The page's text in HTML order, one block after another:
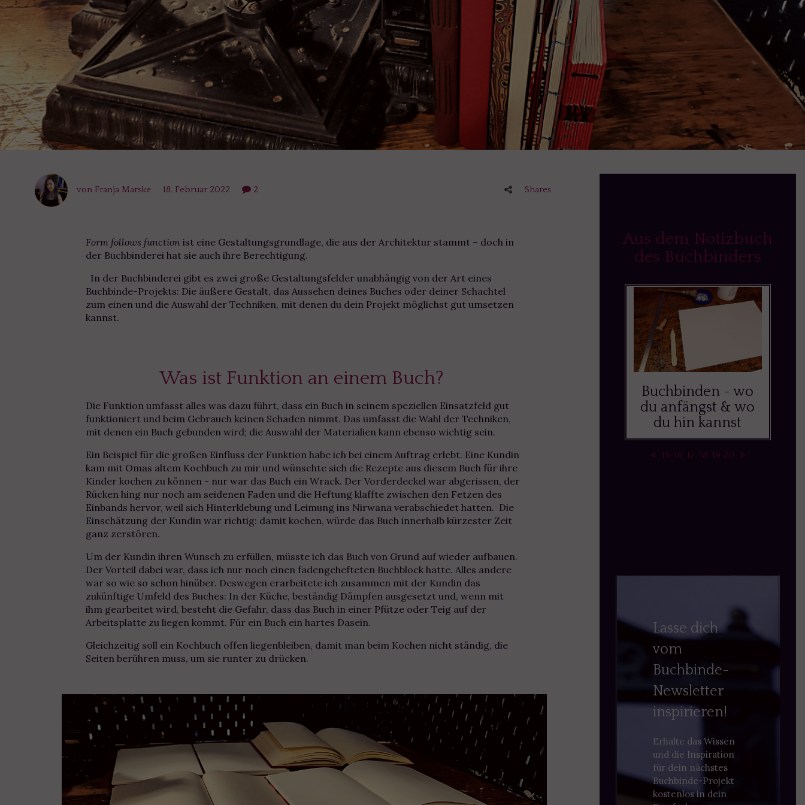
Shares
von Franja Marske 18. Februar 2022 2
Form follows function ist eine Gestaltungsgrundlage, die aus der Architektur stammt – doch in
der Buchbinderei hat sie auch ihre Berechtigung.
In der Buchbinderei gibt es zwei große Gestaltungsfelder unabhängig von der Art eines
Buchbinde-Projekts: Die äußere Gestalt, das Aussehen deines Buches oder deiner Schachtel
zum einen und die Auswahl der Techniken, mit denen du dein Projekt möglichst gut umsetzen
kannst.
Was ist Funktion an einem Buch?
Die Funktion umfasst alles was dazu führt, dass ein Buch in seinem speziellen Einsatzfeld gut
funktioniert und beim Gebrauch keinen Schaden nimmt. Das umfasst die Wahl der Techniken,
mit denen ein Buch gebunden wird; die Auswahl der Materialien kann ebenso wichtig sein.
Ein Beispiel für die großen Einfluss der Funktion habe ich bei einem Auftrag erlebt. Eine Kundin
kam mit Omas altem Kochbuch zu mir und wünschte sich die Rezepte aus diesem Buch für ihre
Kinder kochen zu können - nur war das Buch ein Wrack. Der Vorderdeckel war abgerissen, der
Rücken hing nur noch am seidenen Faden und die Heftung klaffte zwischen den Fetzen des
Einbands hervor, weil sich Hinterklebung und Leimung ins Nirwana verabschiedet hatten. Die
Einschätzung der Kundin war richtig: damit kochen, würde das Buch innerhalb kürzester Zeit
ganz zerstören.
Um der Kundin ihren Wunsch zu erfüllen, müsste ich das Buch von Grund auf wieder aufbauen.
Der Vorteil dabei war, dass ich nur noch einen fadengehefteten Buchblock hatte. Alles andere
war so wie so schon hinüber. Deswegen erarbeitete ich zusammen mit der Kundin das
zukünftige Umfeld des Buches: In der Küche, beständig Dämpfen ausgesetzt und, wenn mit
ihm gearbeitet wird, besteht die Gefahr, dass das Buch in einer Pfütze oder Teig auf der
Arbeitsplatte zu liegen kommt. Für ein Buch ein hartes Dasein.
Gleichzeitig soll ein Kochbuch offen liegenbleiben, damit man beim Kochen nicht ständig, die
Seiten berühren muss, um sie runter zu drücken.
Aus dem Notizbuch
des Buchbinders
Buchbinden - wo
du anfängst & wo
du hin kannst
15 16 17 18 19 20
Lasse dich
vom
Buchbinde-
Newsletter
inspirieren!
Erhalte das Wissen
und die Inspiration
für dein nächstes
Buchbinde-Projekt
kostenlos in dein